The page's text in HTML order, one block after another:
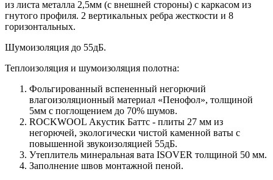
из листа металла 2,5мм (с внешней стороны) c каркасом из
гнутого профиля. 2 вертикальных ребра жесткости и 8
горизонтальных.
Шумоизоляция до 55дБ.
Теплоизоляция и шумоизоляция полотна:
Фольгированный вспененный негорючий
влагоизоляционный материал «Пенофол», толщиной
5мм с поглощением до 70% шумов.
ROCKWOOL Акустик Баттс - плиты 27 мм из
негорючей, экологически чистой каменной ваты с
повышенной звукоизоляцией 55дБ.
Утеплитель минеральная вата ISOVER толщиной 50 мм.
Заполнение швов монтажной пеной.